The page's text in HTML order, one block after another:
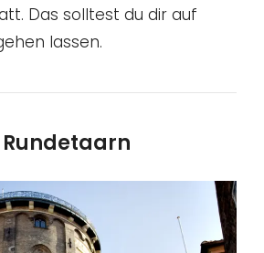
Das solltest du dir auf
lassen.
Rundetaarn